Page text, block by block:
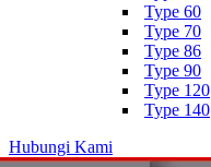
Type 60
Type 70
Type 86
Type 90
Type 120
Type 140
Hubungi Kami